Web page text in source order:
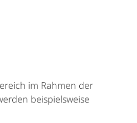
im Rahmen der
beispielsweise